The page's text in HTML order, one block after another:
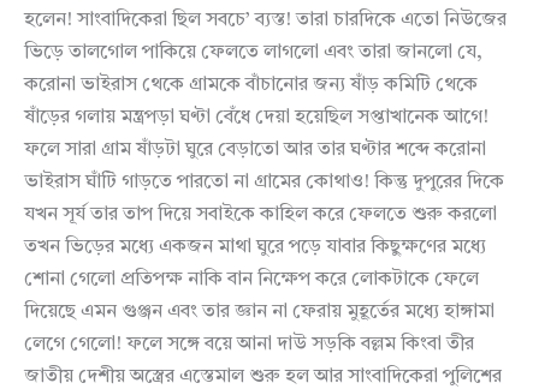
হলেন! সাংবাদিকেরা ছিল সবচে’ ব্যস্ত! তারা চারদিকে এতো নিউজের
ভিড়ে তালগোল পাকিয়ে ফেলতে লাগলো এবং তারা জানলো যে,
করোনা ভাইরাস থেকে গ্রামকে বাঁচানোর জন্য ষাঁড় কমিটি থেকে
ষাঁড়ের গলায় মন্ত্রপড়া ঘণ্টা বেঁধে দেয়া হয়েছিল সপ্তাখানেক আগে!
ফলে সারা গ্রাম ষাঁড়টা ঘুরে বেড়াতো আর তার ঘণ্টার শব্দে করোনা
ভাইরাস ঘাঁটি গাড়তে পারতো না গ্রামের কোথাও! কিন্তু দুপুরের দিকে
যখন সূর্য তার তাপ দিয়ে সবাইকে কাহিল করে ফেলতে শুরু করলো
তখন ভিড়ের মধ্যে একজন মাথা ঘুরে পড়ে যাবার কিছুক্ষণের মধ্যে
শোনা গেলো প্রতিপক্ষ নাকি বান নিক্ষেপ করে লোকটাকে ফেলে
দিয়েছে এমন গুঞ্জন এবং তার জ্ঞান না ফেরায় মুহূর্তের মধ্যে হাঙ্গামা
লেগে গেলো! ফলে সঙ্গে বয়ে আনা দাউ সড়কি বল্লম কিংবা তীর
জাতীয় দেশীয় অস্ত্রের এস্তেমাল শুরু হল আর সাংবাদিকেরা পুলিশের